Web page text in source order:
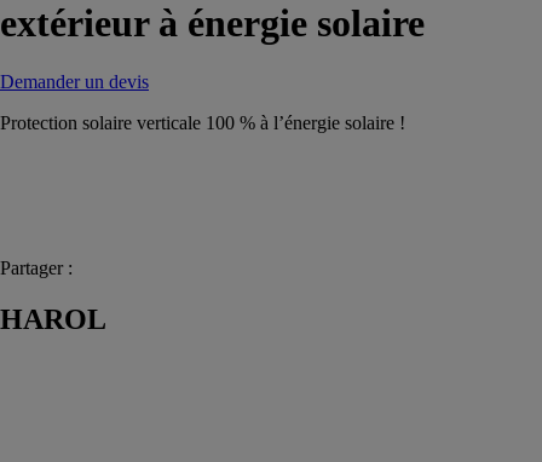
extérieur à énergie solaire
Demander un devis
Protection solaire verticale 100 % à l’énergie solaire !
Partager :
HAROL